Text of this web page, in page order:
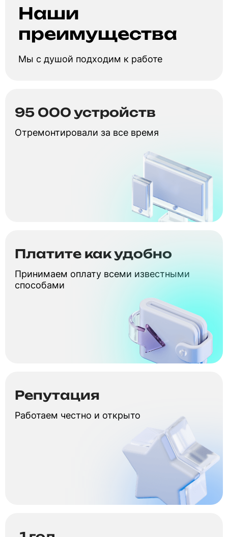
Наши
преимущества
Мы с душой подходим к работе
95 000 устройств
Отремонтировали за все время
Репутация
Работаем честно и открыто
Платите как удобно
Принимаем оплату всеми известными
способами